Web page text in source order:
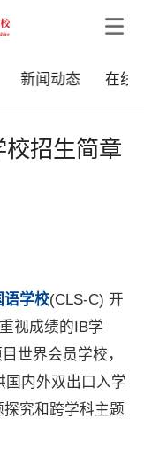
新闻动态 在线
招生简章
语学校(CLS-C) 开
视成绩的IB学
世界会员学校，
国内外双出口入学
究和跨学科主题